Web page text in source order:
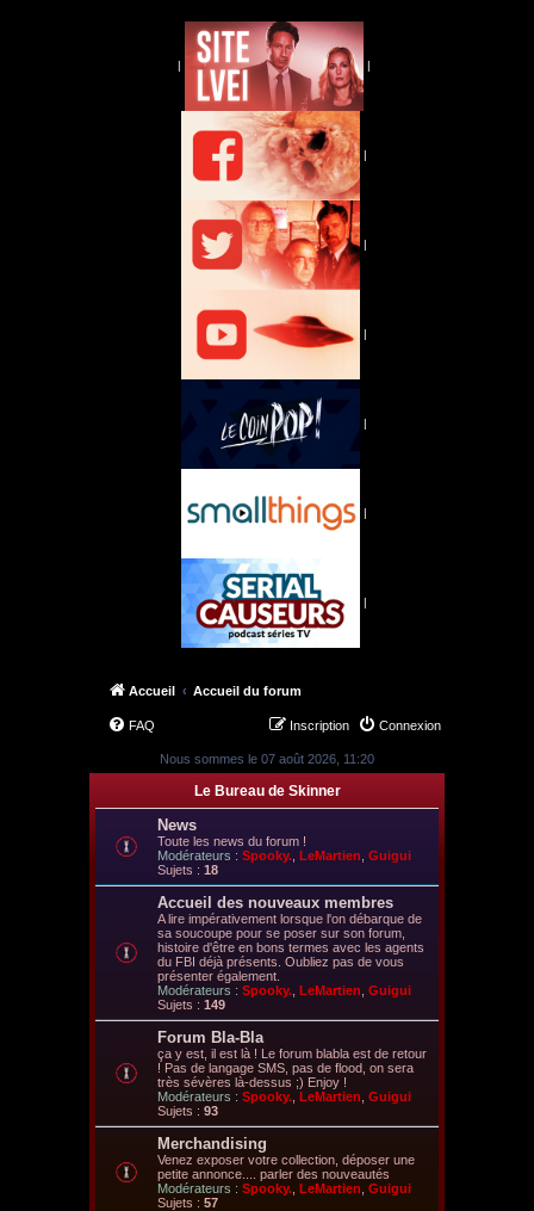
| |
|
|
|
|
|
|
Accueil Accueil du forum
FAQ Connexion
Inscription
Nous sommes le 07 août 2026, 11:20
Le Bureau de Skinner
News
Toute les news du forum !
Modérateurs : Spooky. LeMartien Guigui
Sujets : 18
Accueil des nouveaux membres
A lire impérativement lorsque l'on débarque de
sa soucoupe pour se poser sur son forum,
histoire d'être en bons termes avec les agents
du FBI déjà présents. Oubliez pas de vous
présenter également.
Modérateurs : Spooky. LeMartien Guigui
Sujets : 149
Forum Bla-Bla
ça y est, il est là ! Le forum blabla est de retour
! Pas de langage SMS, pas de flood, on sera
très sévères là-dessus ;) Enjoy !
Modérateurs : Spooky. LeMartien Guigui
Sujets : 93
Merchandising
Venez exposer votre collection, déposer une
petite annonce.... parler des nouveautés
Modérateurs : Spooky. LeMartien Guigui
Sujets : 57